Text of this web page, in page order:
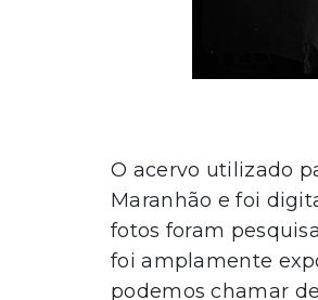
O acervo utilizado
Maranhão e foi
fotos foram
foi amplamente
podemos chamar